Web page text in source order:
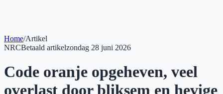
Home/Artikel
NRCBetaald artikelzondag 28 juni 2026
Code oranje opgeheven, veel
overlast door bliksem en hevige